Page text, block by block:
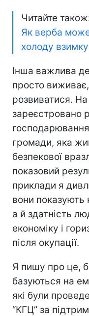
Читайте
Як верба
холоду взимку
Інша важлива
просто
розвиватися.
зареєстровано
громади, яка
безпекової
показовий
приклади я
вони
а й здатність
економіку і
після окупації.
Я пишу про це,
базуються на
які були
“КГЦ” за